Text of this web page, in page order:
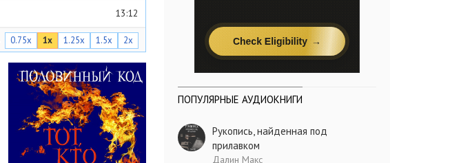
13:12
18:01
12:28
23:13
10:21
11:33
0.75x 1x 1.25x 1.5x 2x
ПОПУЛЯРНЫЕ АУДИОКНИГИ
Рукопись, найденная под
прилавком
Далин Макс